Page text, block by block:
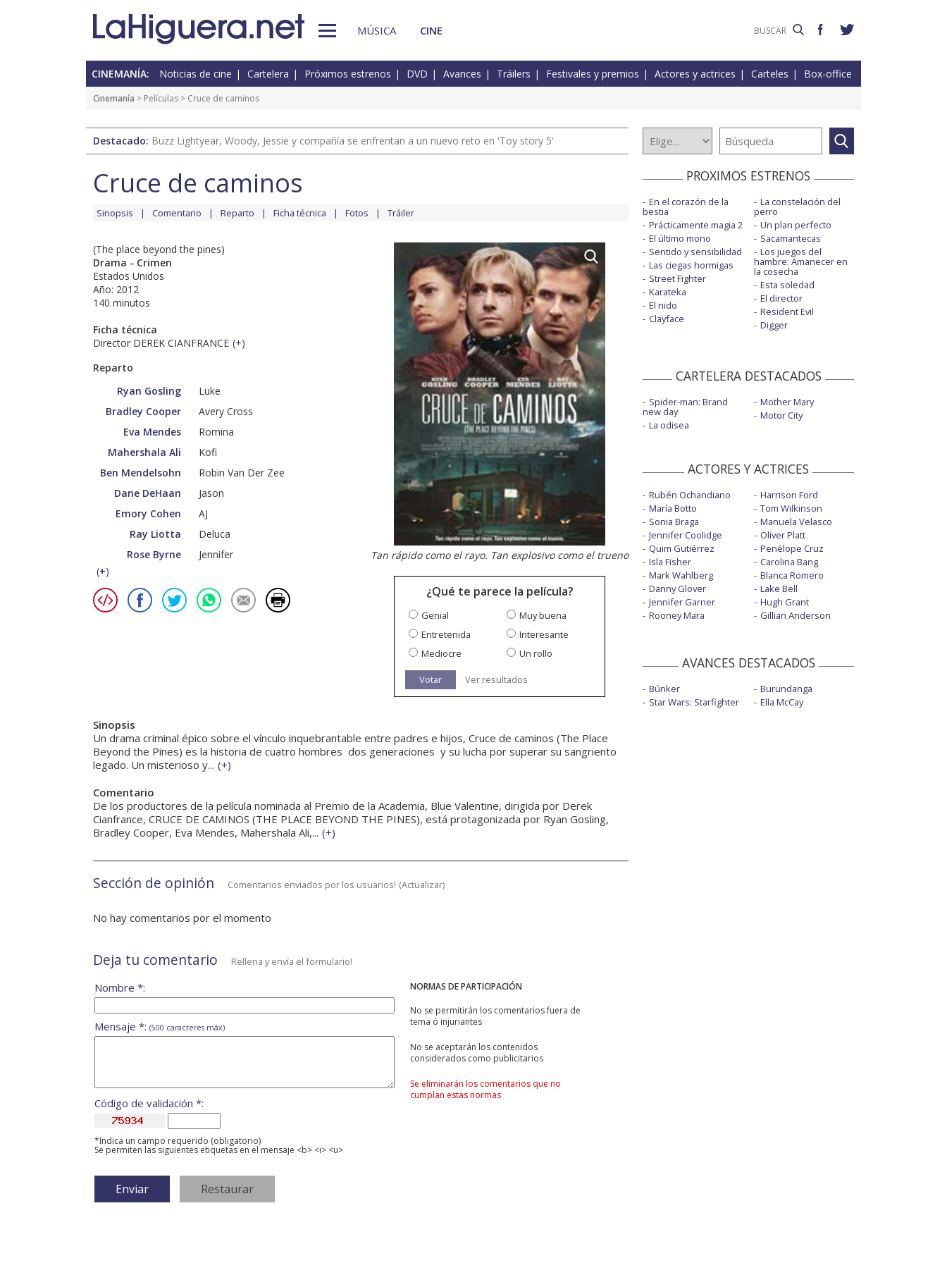
MÚSICA CINE
CINEMANÍA: Noticias de cine Cartelera Próximos estrenos DVD Avances Tráilers Festivales y premios Actores y actrices Carteles Box-office
Cinemanía > Películas > Cruce de caminos
Destacado: Buzz Lightyear, Woody, Jessie y compañía se enfrentan a un nuevo reto en 'Toy story 5'
Cruce de caminos
Sinopsis Comentario Reparto Ficha técnica Fotos Tráiler
(The place beyond the pines)
Drama - Crimen
Estados Unidos
Año: 2012
140 minutos
Ficha técnica
Director DEREK CIANFRANCE (+)
Reparto
Ryan Gosling
Luke
Bradley Cooper
Avery Cross
Eva Mendes
Romina
Mahershala Ali
Kofi
Ben Mendelsohn
Robin Van Der Zee
Dane DeHaan
Jason
Emory Cohen
AJ
Ray Liotta
Deluca
Rose Byrne
Jennifer
(+)
Tan rápido como el rayo. Tan explosivo como el trueno
¿Qué te parece la película?
Genial
Muy buena
Entretenida
Interesante
Mediocre
Un rollo
Votar Ver resultados
Sinopsis
Un drama criminal épico sobre el vínculo inquebrantable entre padres e hijos, Cruce de caminos (The Place
Beyond the Pines) es la historia de cuatro hombres  dos generaciones  y su lucha por superar su sangriento
legado. Un misterioso y... (+)
Comentario
De los productores de la película nominada al Premio de la Academia, Blue Valentine, dirigida por Derek
Cianfrance, CRUCE DE CAMINOS (THE PLACE BEYOND THE PINES), está protagonizada por Ryan Gosling,
Bradley Cooper, Eva Mendes, Mahershala Ali,... (+)
Sección de opinión Comentarios enviados por los usuarios! (Actualizar)
No hay comentarios por el momento
Deja tu comentario Rellena y envía el formulario!
NORMAS DE PARTICIPACIÓN
No se permitirán los comentarios fuera de
tema ó injuriantes
No se aceptarán los contenidos
considerados como publicitarios
Se eliminarán los comentarios que no
cumplan estas normas
Nombre *:
Mensaje *: (500 caracteres máx)
Código de validación *:
*Indica un campo requerido (obligatorio)
Se permiten las siguientes etiquetas en el mensaje <b> <i> <u>
PROXIMOS ESTRENOS
En el corazón de la
bestia
Prácticamente magia 2
El último mono
Sentido y sensibilidad
Las ciegas hormigas
Street Fighter
Karateka
El nido
Clayface
La constelación del
perro
Un plan perfecto
Sacamantecas
Los juegos del
hambre: Amanecer en
la cosecha
Esta soledad
El director
Resident Evil
Digger
CARTELERA DESTACADOS
Spider-man: Brand
new day
La odisea
Mother Mary
Motor City
ACTORES Y ACTRICES
Rubén Ochandiano
María Botto
Sonia Braga
Jennifer Coolidge
Quim Gutiérrez
Isla Fisher
Mark Wahlberg
Danny Glover
Jennifer Garner
Rooney Mara
Harrison Ford
Tom Wilkinson
Manuela Velasco
Oliver Platt
Penélope Cruz
Carolina Bang
Blanca Romero
Lake Bell
Hugh Grant
Gillian Anderson
AVANCES DESTACADOS
Búnker
Star Wars: Starfighter
Burundanga
Ella McCay